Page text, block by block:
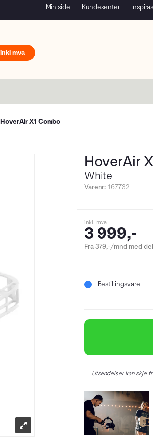
Min side Kundesenter
HoverAir X1 Combo
HoverAir
White
Varenr: 167732
inkl. mva
3 999,-
Fra 379,-/mnd med
Bestillingsvare
Utsendelser kan skje